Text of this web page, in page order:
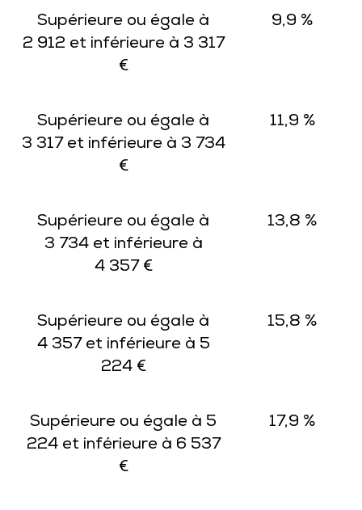
Supérieure ou égale à
2 912 et inférieure à 3 317
€
9,9 %
Supérieure ou égale à
3 317 et inférieure à 3 734
€
11,9 %
Supérieure ou égale à
3 734 et inférieure à
4 357 €
13,8 %
Supérieure ou égale à
4 357 et inférieure à 5
224 €
15,8 %
Supérieure ou égale à 5
224 et inférieure à 6 537
€
17,9 %